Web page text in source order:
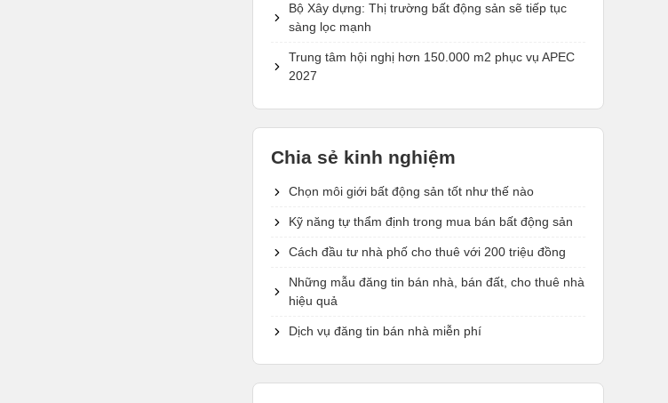
Bộ Xây dựng: Thị trường bất động sản sẽ tiếp tục
sàng lọc mạnh
Trung tâm hội nghị hơn 150.000 m2 phục vụ APEC
2027
Chia sẻ kinh nghiệm
Chọn môi giới bất động sản tốt như thế nào
Kỹ năng tự thẩm định trong mua bán bất động sản
Cách đầu tư nhà phố cho thuê với 200 triệu đồng
Những mẫu đăng tin bán nhà, bán đất, cho thuê nhà
hiệu quả
Dịch vụ đăng tin bán nhà miễn phí